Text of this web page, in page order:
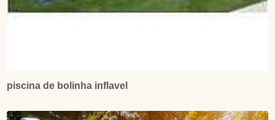
piscina de bolinha inflavel